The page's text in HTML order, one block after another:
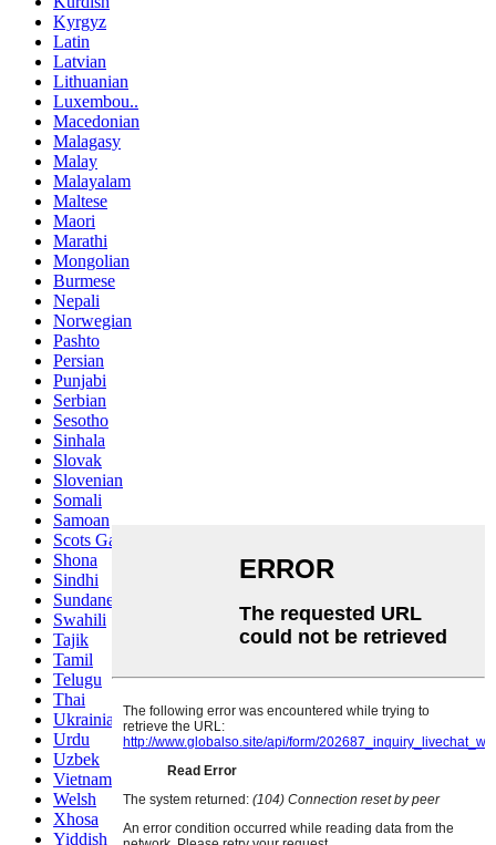
Kyrgyz
Latin
Latvian
Lithuanian
Luxembou..
Macedonian
Malagasy
Malay
Malayalam
Maltese
Maori
Marathi
Mongolian
Burmese
Nepali
Norwegian
Pashto
Persian
Punjabi
Serbian
Sesotho
Sinhala
Slovak
Slovenian
Somali
Samoan
Scots Gaelic
Shona
Sindhi
Sundanese
Swahili
Tajik
Tamil
Telugu
Thai
Ukrainian
Urdu
Uzbek
Vietnamese
Welsh
Xhosa
Yiddish